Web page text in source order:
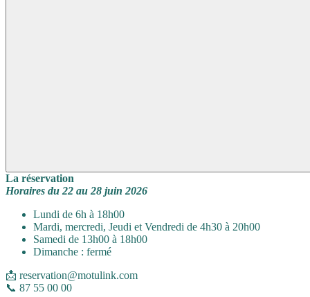
La réservation
Horaires du 22 au 28 juin 2026
Lundi de 6h à 18h00
Mardi, mercredi, Jeudi et Vendredi de 4h30 à 20h00
Samedi de 13h00 à 18h00
Dimanche : fermé
📩 reservation@motulink.com
📞 87 55 00 00